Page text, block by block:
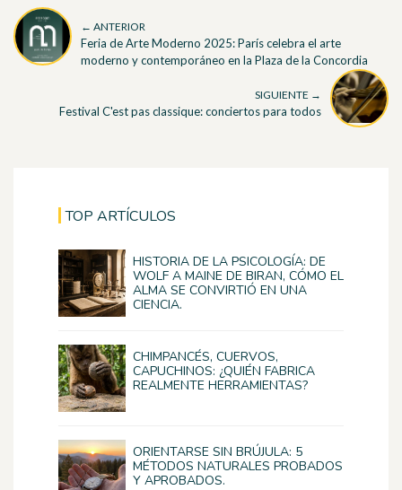
← ANTERIOR
Feria de Arte Moderno 2025: París celebra el arte
moderno y contemporáneo en la Plaza de la Concordia
SIGUIENTE →
Festival C'est pas classique: conciertos para todos
TOP ARTÍCULOS
HISTORIA DE LA PSICOLOGÍA: DE
WOLF A MAINE DE BIRAN, CÓMO EL
ALMA SE CONVIRTIÓ EN UNA
CIENCIA.
CHIMPANCÉS, CUERVOS,
CAPUCHINOS: ¿QUIÉN FABRICA
REALMENTE HERRAMIENTAS?
ORIENTARSE SIN BRÚJULA: 5
MÉTODOS NATURALES PROBADOS
Y APROBADOS.